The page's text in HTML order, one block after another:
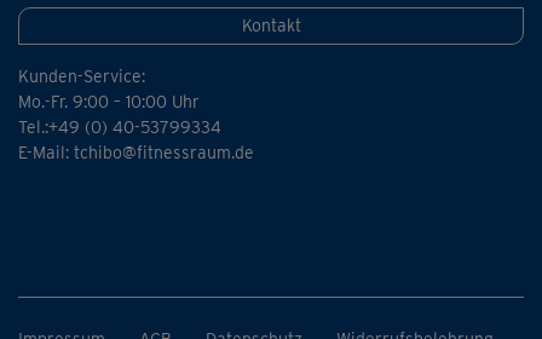
Kontakt
Kunden-Service:
Mo.-Fr. 9:00 – 10:00 Uhr
Tel.:+49 (0) 40-53799334
E-Mail: tchibo@fitnessraum.de